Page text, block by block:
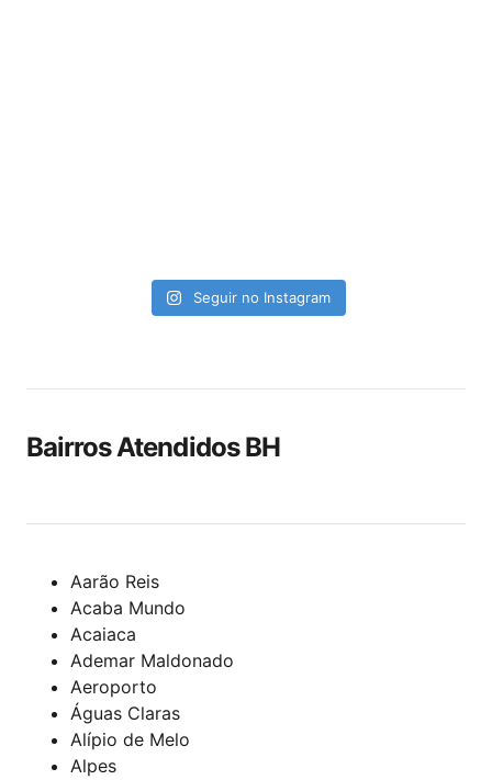
Seguir no Instagram
Bairros Atendidos BH
Aarão Reis
Acaba Mundo
Acaiaca
Ademar Maldonado
Aeroporto
Águas Claras
Alípio de Melo
Alpes